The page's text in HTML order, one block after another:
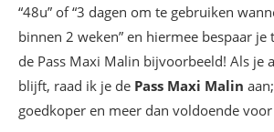
“48u” of “3 dagen om te gebruiken
binnen 2 weken” en hiermee bespaar
de Pass Maxi Malin bijvoorbeeld! Als je
blijft, raad ik je de Pass Maxi Malin
goedkoper en meer dan voldoende